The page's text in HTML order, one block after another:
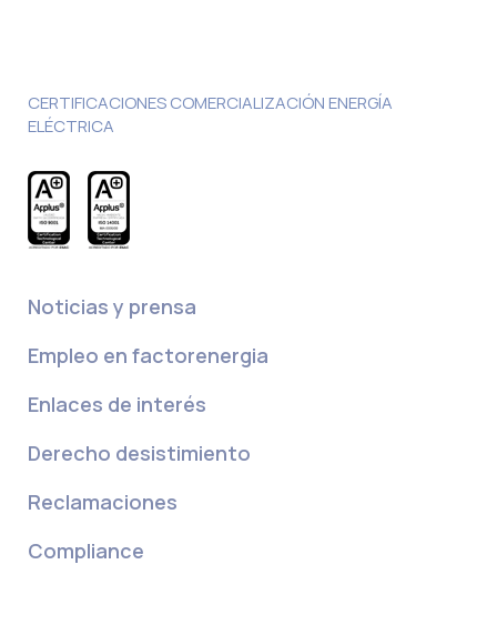
CERTIFICACIONES COMERCIALIZACIÓN ENERGÍA
ELÉCTRICA
Noticias y prensa
Empleo en factorenergia
Enlaces de interés
Derecho desistimiento
Reclamaciones
Compliance